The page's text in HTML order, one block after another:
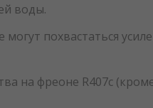
воды.
могут похвастаться
на фреоне R407c